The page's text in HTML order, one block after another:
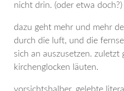
nicht drin. (oder etwa doch?)
dazu geht mehr und mehr
durch die luft, und die
sich an auszusetzen. zuletzt
kirchenglocken läuten.